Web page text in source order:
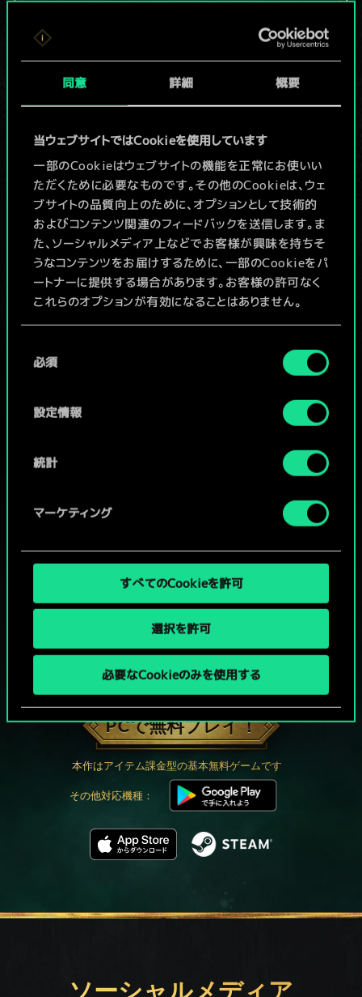
同意 詳細 概要
当ウェブサイトではCookieを使用しています
一部のCookieはウェブサイトの機能を正常にお使いい
ただくために必要なものです。その他のCookieは、ウェ
ブサイトの品質向上のために、オプションとして技術的
およびコンテンツ関連のフィードバックを送信します。ま
た、ソーシャルメディア上などでお客様が興味を持ちそ
うなコンテンツをお届けするために、一部のCookieをパ
ートナーに提供する場合があります。お客様の許可なく
これらのオプションが有効になることはありません。
詳細は、下記の「設定」メニューでご確認ください。
必須
設定情報
統計
マーケティング
すべてのCookieを許可
選択を許可
必要なCookieのみを使用する
現在はまだこれし
か共有デッキがあ
りませんが、
続々追加中！
デッキ名入力＆ガイドを作成
デッキを編集
/
グウェントでひと勝負といかない
か？
PCで無料プレイ！
本作はアイテム課金型の基本無料ゲームです
その他対応機種：